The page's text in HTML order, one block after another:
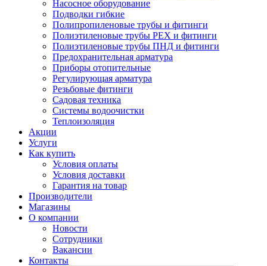
Насосное оборудование
Подводки гибкие
Полипропиленовые трубы и фитинги
Полиэтиленовые трубы PEX и фитинги
Полиэтиленовые трубы ПНД и фитинги
Предохранительная арматура
Приборы отопительные
Регулирующая арматура
Резьбовые фитинги
Садовая техника
Системы водоочистки
Теплоизоляция
Акции
Услуги
Как купить
Условия оплаты
Условия доставки
Гарантия на товар
Производители
Магазины
О компании
Новости
Сотрудники
Вакансии
Контакты